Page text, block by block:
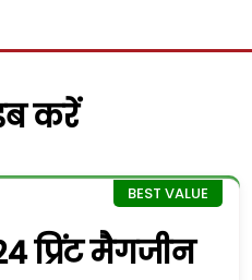
करें
प्रिंट मैगजीन